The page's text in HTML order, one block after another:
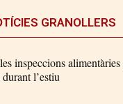
GRANOLLERS
inspeccions
l’estiu